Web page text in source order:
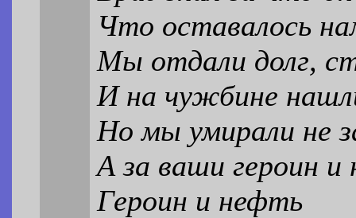
Что оставалось
Мы отдали долг,
И на чужбине
Но мы умирали не
А за ваши героин и
Героин и нефть